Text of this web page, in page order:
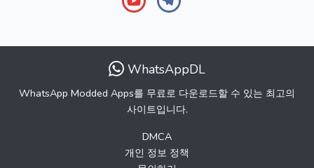
WhatsAppDL
WhatsApp Modded Apps를 무료로 다운로드할 수 있는 최고의
사이트입니다.
DMCA
개인 정보 정책